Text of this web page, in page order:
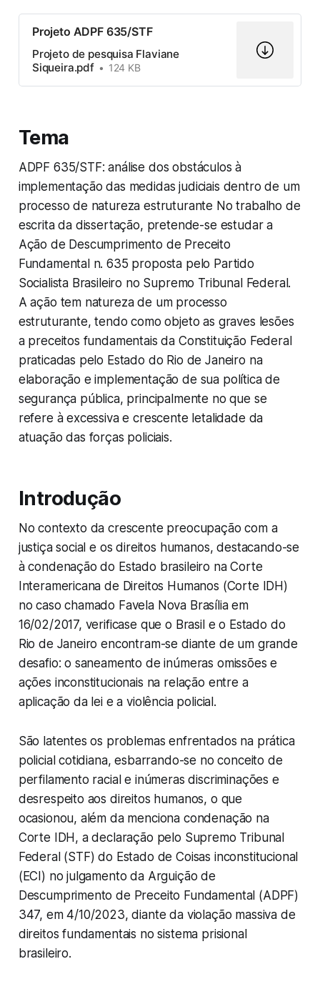
Projeto ADPF 635/STF
Projeto de pesquisa Flaviane
Siqueira.pdf
124 KB
Tema
ADPF 635/STF: análise dos obstáculos à
implementação das medidas judiciais dentro de um
processo de natureza estruturante No trabalho de
escrita da dissertação, pretende-se estudar a
Ação de Descumprimento de Preceito
Fundamental n. 635 proposta pelo Partido
Socialista Brasileiro no Supremo Tribunal Federal.
A ação tem natureza de um processo
estruturante, tendo como objeto as graves lesões
a preceitos fundamentais da Constituição Federal
praticadas pelo Estado do Rio de Janeiro na
elaboração e implementação de sua política de
segurança pública, principalmente no que se
refere à excessiva e crescente letalidade da
atuação das forças policiais.
Introdução
No contexto da crescente preocupação com a
justiça social e os direitos humanos, destacando-se
à condenação do Estado brasileiro na Corte
Interamericana de Direitos Humanos (Corte IDH)
no caso chamado Favela Nova Brasília em
16/02/2017, verificase que o Brasil e o Estado do
Rio de Janeiro encontram-se diante de um grande
desafio: o saneamento de inúmeras omissões e
ações inconstitucionais na relação entre a
aplicação da lei e a violência policial.
São latentes os problemas enfrentados na prática
policial cotidiana, esbarrando-se no conceito de
perfilamento racial e inúmeras discriminações e
desrespeito aos direitos humanos, o que
ocasionou, além da menciona condenação na
Corte IDH, a declaração pelo Supremo Tribunal
Federal (STF) do Estado de Coisas inconstitucional
(ECI) no julgamento da Arguição de
Descumprimento de Preceito Fundamental (ADPF)
347, em 4/10/2023, diante da violação massiva de
direitos fundamentais no sistema prisional
brasileiro.